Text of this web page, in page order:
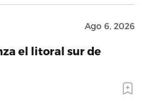
Ago 6, 2026
el litoral sur de